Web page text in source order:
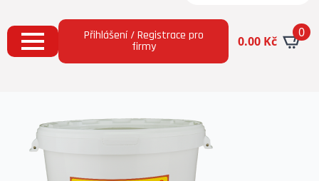
Přihlášení / Registrace pro
firmy 0.00 Kč
0